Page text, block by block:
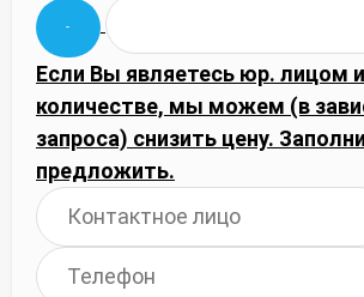
Если Вы являетесь юр. лицом
количестве, мы можем (в
запроса) снизить цену.
предложить.